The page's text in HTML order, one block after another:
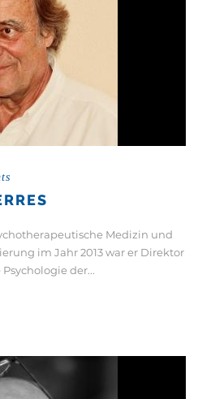
Medizin und
im Jahr 2013 war er Direktor
der...